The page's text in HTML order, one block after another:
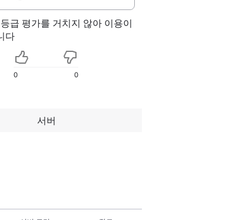
급 평가를 거치지 않아 이용이
다
0 0
서버